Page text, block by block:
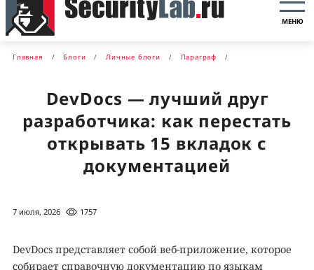
МЕНЮ
Главная Блоги Личные блоги Параграф
DevDocs — лучший друг
разработчика: как перестать
открывать 15 вкладок с
документацией
7 июля, 2026 1757
DevDocs представляет собой веб-приложение, которое
собирает справочную документацию по языкам